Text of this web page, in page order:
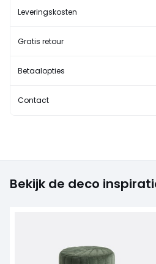
Leveringskosten
Gratis retour
Betaalopties
Contact
Bekijk de deco